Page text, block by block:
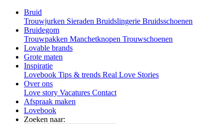
Bruid
Trouwjurken Sieraden Bruidslingerie Bruidsschoenen
Bruidegom
Trouwpakken Manchetknopen Trouwschoenen
Lovable brands
Grote maten
Inspiratie
Lovebook Tips & trends Real Love Stories
Over ons
Love story Vacatures Contact
Afspraak maken
Lovebook
Zoeken naar: